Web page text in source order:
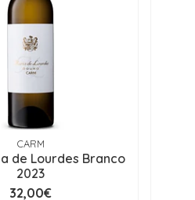
CARM
de Lourdes Branco
2023
32,00€